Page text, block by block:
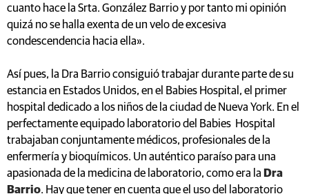
cuanto hace la Srta. González Barrio y por tanto mi opinión
quizá no se halla exenta de un velo de excesiva
condescendencia hacia ella».
Así pues, la Dra Barrio consiguió trabajar durante parte de su
estancia en Estados Unidos, en el Babies Hospital, el primer
hospital dedicado a los niños de la ciudad de Nueva York. En el
perfectamente equipado laboratorio del Babies Hospital
trabajaban conjuntamente médicos, profesionales de la
enfermería y bioquímicos. Un auténtico paraíso para una
apasionada de la medicina de laboratorio, como era la Dra
Barrio. Hay que tener en cuenta que el uso del laboratorio